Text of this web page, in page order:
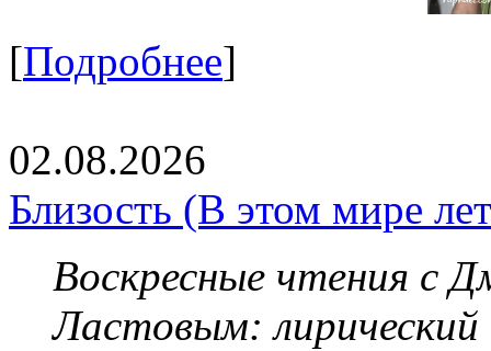
[Подробнее]
02.08.2026
Близость (В этом мире
Воскресные чтения с
Ластовым: